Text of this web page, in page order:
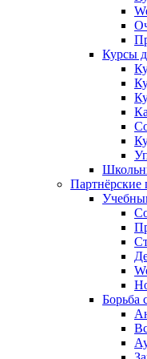
Курсы
Борьба